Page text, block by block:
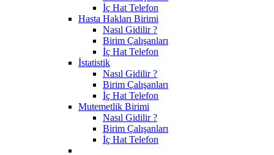
İç Hat Telefon
Hasta Hakları Birimi
Nasıl Gidilir ?
Birim Çalışanları
İç Hat Telefon
İstatistik
Nasıl Gidilir ?
Birim Çalışanları
İç Hat Telefon
Mutemetlik Birimi
Nasıl Gidilir ?
Birim Çalışanları
İç Hat Telefon